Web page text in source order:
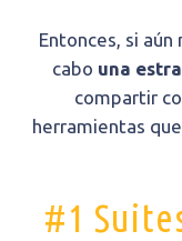
Entonces, si
cabo una
compartir
herramientas
#1